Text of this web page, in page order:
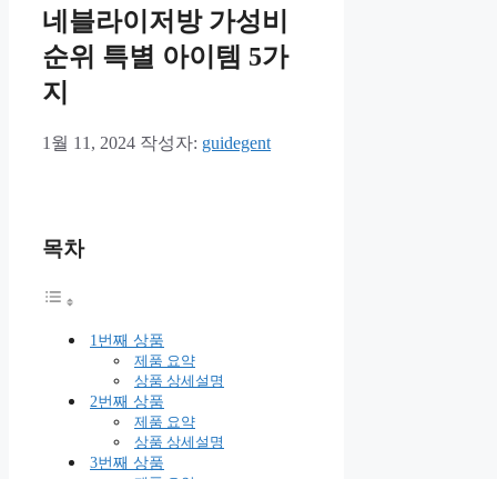
네블라이저방 가성비
순위 특별 아이템 5가
지
1월 11, 2024 작성자: guidegent
목차
1번째 상품
제품 요약
상품 상세설명
2번째 상품
제품 요약
상품 상세설명
3번째 상품